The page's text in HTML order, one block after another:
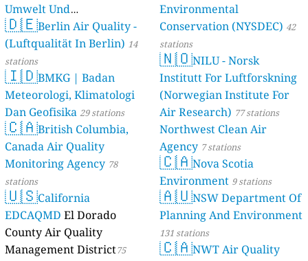
Umwelt Und
Verbraucherschutz) - LfU
46 stations
🇩🇪Berlin Air Quality -
(Luftqualität In Berlin) 14
stations
🇮🇩BMKG | Badan
Meteorologi, Klimatologi
Dan Geofisika 29 stations
🇨🇦British Columbia,
Canada Air Quality
Monitoring Agency 78
stations
🇺🇸California
EDCAQMD El Dorado
County Air Quality
Management District75
Environmental
Conservation (NYSDEC) 42
stations
🇳🇴NILU - Norsk
Institutt For Luftforskning
(Norwegian Institute For
Air Research) 77 stations
Northwest Clean Air
Agency 7 stations
🇨🇦Nova Scotia
Environment 9 stations
🇦🇺NSW Department Of
Planning And Environment
131 stations
🇨🇦NWT Air Quality